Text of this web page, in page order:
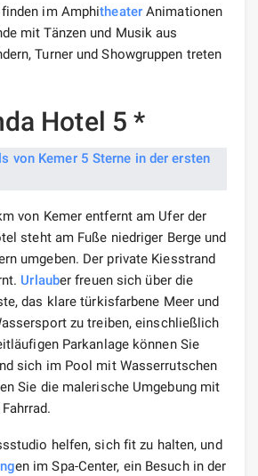
im AmphitheaterAnimationen
mit Tänzen und Musik aus
Turner und Showgruppen treten
Hotel 5 *
von Kemer entfernt am Ufer der
steht am Fuße niedriger Berge und
umgeben. Der private Kiesstrand
Urlauber freuen sich über die
das klare türkisfarbene Meer und
zu treiben, einschließlich
Parkanlage können Sie
sich im Pool mit Wasserrutschen
Sie die malerische Umgebung mit
helfen, sich fit zu halten, und
en im Spa-Center, ein Besuch in der